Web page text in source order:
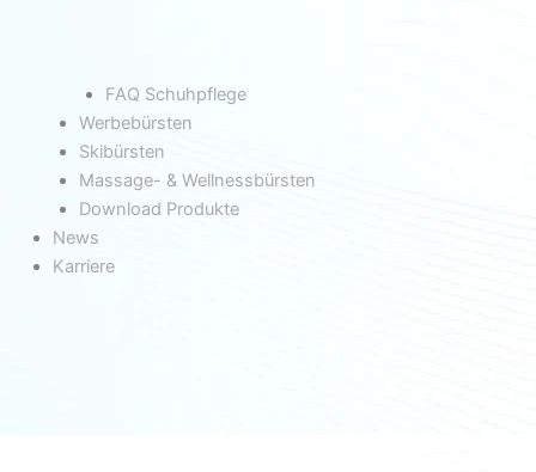
FAQ Schuhpflege
Werbebürsten
Skibürsten
Massage- & Wellnessbürsten
Download Produkte
News
Karriere